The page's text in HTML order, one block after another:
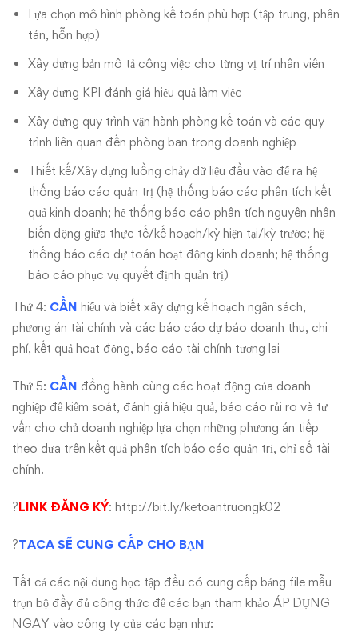
Lựa chọn mô hình phòng kế toán phù hợp (tập trung, phân
tán, hỗn hợp)
Xây dựng bản mô tả công việc cho từng vị trí nhân viên
Xây dựng KPI đánh giá hiệu quả làm việc
Xây dựng quy trình vận hành phòng kế toán và các quy
trình liên quan đến phòng ban trong doanh nghiệp
Thiết kế/Xây dựng luồng chảy dữ liệu đầu vào để ra hệ
thống báo cáo quản trị (hệ thống báo cáo phân tích kết
quả kinh doanh; hệ thống báo cáo phân tích nguyên nhân
biến động giữa thực tế/kế hoạch/kỳ hiện tại/kỳ trước; hệ
thống báo cáo dự toán hoạt động kinh doanh; hệ thống
báo cáo phục vụ quyết định quản trị)
Thứ 4: CẦN hiểu và biết xây dựng kế hoạch ngân sách,
phương án tài chính và các báo cáo dự báo doanh thu, chi
phí, kết quả hoạt động, báo cáo tài chính tương lai
Thứ 5: CẦN đồng hành cùng các hoạt động của doanh
nghiệp để kiểm soát, đánh giá hiệu quả, báo cáo rủi ro và tư
vấn cho chủ doanh nghiệp lựa chọn những phương án tiếp
theo dựa trên kết quả phân tích báo cáo quản trị, chỉ số tài
chính.
?LINK ĐĂNG KÝ: http://bit.ly/ketoantruongk02
?TACA SẼ CUNG CẤP CHO BẠN
Tất cả các nội dung học tập đều có cung cấp bảng file mẫu
trọn bộ đầy đủ công thức để các bạn tham khảo ÁP DỤNG
NGAY vào công ty của các bạn như: